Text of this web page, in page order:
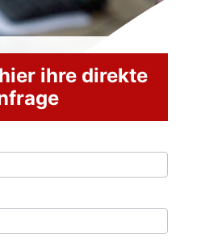
ihre direkte